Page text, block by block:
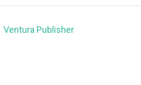
Ventura Publisher